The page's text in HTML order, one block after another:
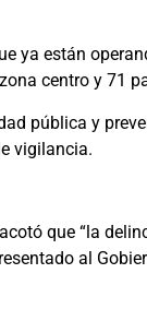
ya están
centro y 71
pública y
vigilancia.
que “la
al